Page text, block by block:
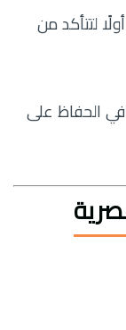
لتتأكد من
في الحفاظ على